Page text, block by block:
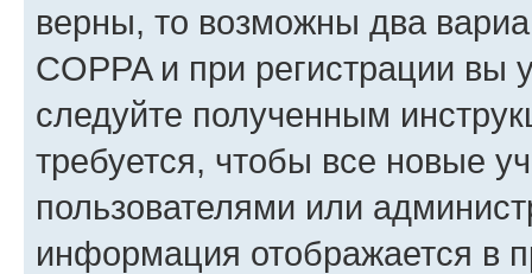
верны, то возможны два
COPPA и при регистрации вы
следуйте полученным
требуется, чтобы все новые
пользователями или
информация отображается в